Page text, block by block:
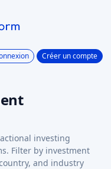
Créer un compte
investing
Filter by investment
and industry